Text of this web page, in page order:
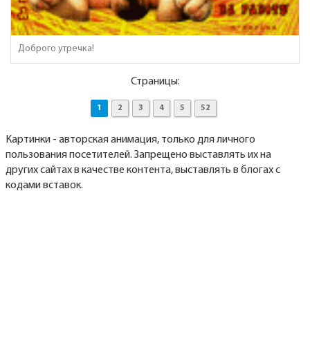
Доброго утречка!
Страницы:
1 2 3 4 5 52
Картинки - авторская анимация, только для личного
пользования посетителей. Запрещено выставлять их на
других сайтах в качестве контента, выставлять в блогах с
кодами вставок.